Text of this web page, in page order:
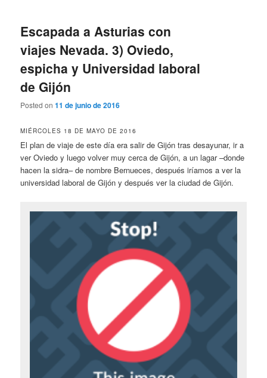
Escapada a Asturias con
viajes Nevada. 3) Oviedo,
espicha y Universidad laboral
de Gijón
Posted on11 de junio de 2016
MIÉRCOLES 18 DE MAYO DE 2016
El plan de viaje de este día era salir de Gijón tras desayunar, ir a
ver Oviedo y luego volver muy cerca de Gijón, a un lagar –donde
hacen la sidra– de nombre Bernueces, después iríamos a ver la
universidad laboral de Gijón y después ver la ciudad de Gijón.